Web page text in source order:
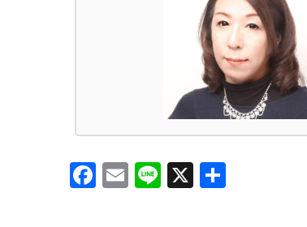
Facebook
EmailLine
X